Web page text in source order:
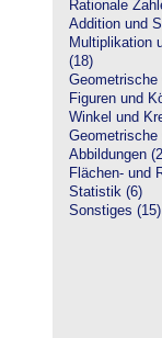
Rationale
Addition und
Multiplikation
(18)
Geometrische
Figuren und
Winkel und
Geometrische
Abbildungen
Flächen- und
Statistik (6)
Sonstiges (15)